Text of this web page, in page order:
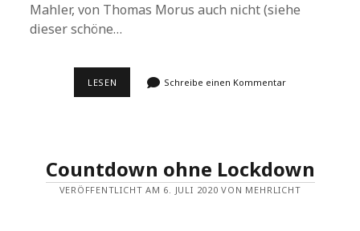
Mahler, von Thomas Morus auch nicht (siehe
dieser schöne…
LESEN ADVENTSKALENDERSchreibe einen Kommentar
Countdown ohne Lockdown
VERÖFFENTLICHT AM 6. JULI 2020 VON MEHRLICHT